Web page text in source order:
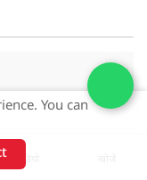
You can